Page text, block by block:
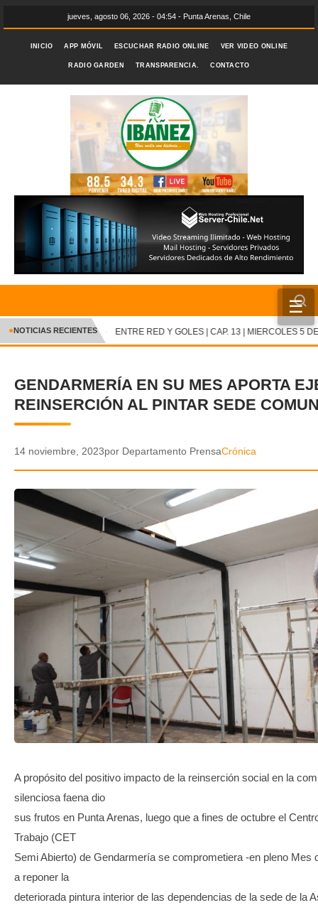
jueves, agosto 06, 2026 - 04:54 - Punta Arenas, Chile
INICIO APP MÓVIL ESCUCHAR RADIO ONLINE VER VIDEO ONLINE
RADIO GARDEN TRANSPARENCIA. CONTACTO
☰
INICIO
CRÓNICA
DEPORTES
POLICIAL
AUDIOS
VIDEOS
GALERIA DE FOTOS
APP MÓVIL
TRANSPARENCIA
✕
●NOTICIAS RECIENTES ENTRE RED Y GOLES | CAP. 13 | MIERCOLES 5 DE
GENDARMERÍA EN SU MES APORTA
REINSERCIÓN AL PINTAR SEDE
14 noviembre, 2023por Departamento PrensaCrónica
A propósito del positivo impacto de la reinserción social en la
silenciosa faena dio
sus frutos en Punta Arenas, luego que a fines de octubre el
Trabajo (CET
Semi Abierto) de Gendarmería se comprometiera -en pleno Mes
a reponer la
deteriorada pintura interior de las dependencias de la sede de la